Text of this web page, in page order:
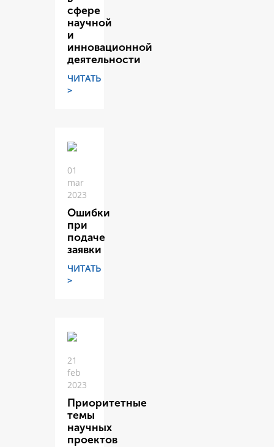
сфере
научной
и
инновационной
деятельности
ЧИТАТЬ
>
01
mar
2023
Ошибки
при
подаче
заявки
ЧИТАТЬ
>
21
feb
2023
Приоритетные
темы
научных
проектов